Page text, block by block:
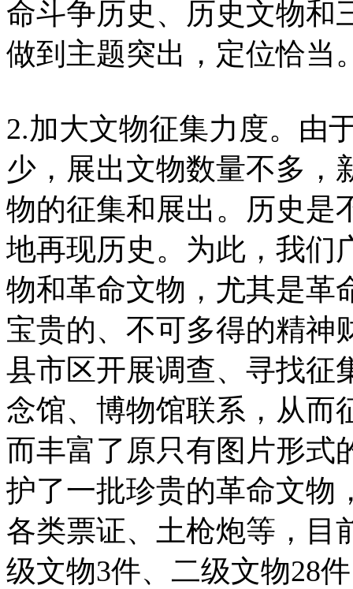
命斗争历史、历史文物和
做到主题突出，定位恰当
2.加大文物征集力度。由
少，展出文物数量不多，
物的征集和展出。历史是
地再现历史。为此，我们
物和革命文物，尤其是革
宝贵的、不可多得的精神
县市区开展调查、寻找征
念馆、博物馆联系，从而
而丰富了原只有图片形式
护了一批珍贵的革命文物
各类票证、土枪炮等，目
级文物3件、二级文物28